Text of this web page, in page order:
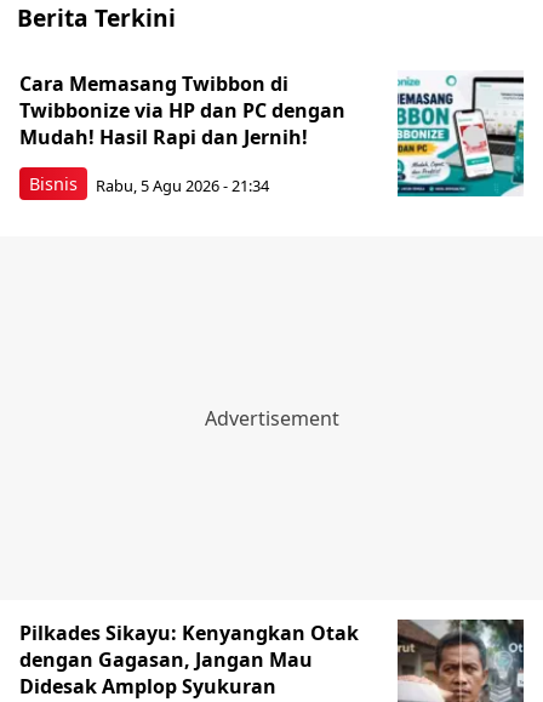
Berita Terkini
Bisnis
Cara Memasang Twibbon di
Twibbonize via HP dan PC dengan
Mudah! Hasil Rapi dan Jernih!
Rabu, 5 Agu 2026 - 21:34
Pilkades Sikayu: Kenyangkan Otak
dengan Gagasan, Jangan Mau
Didesak Amplop Syukuran